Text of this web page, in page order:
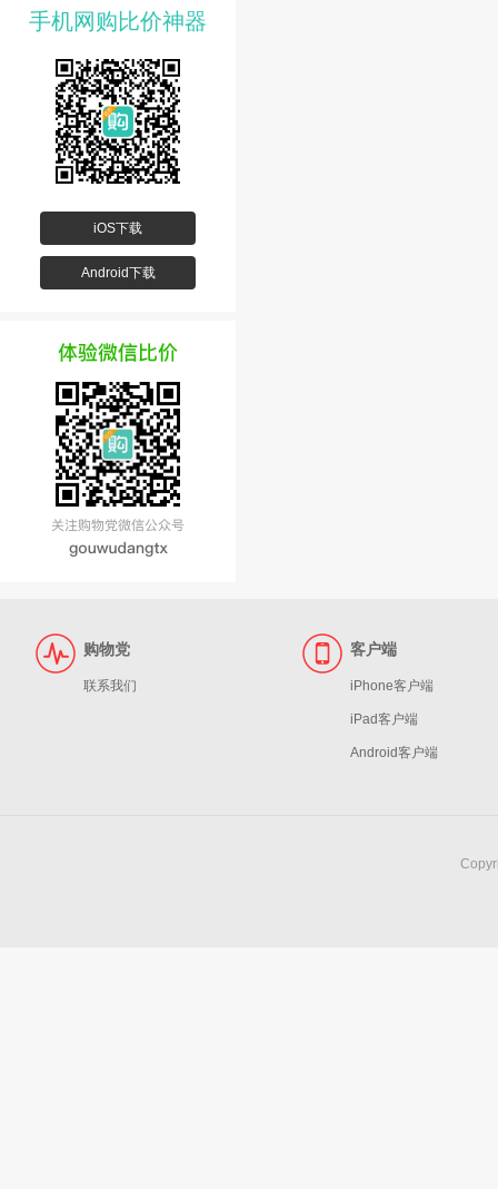
手机网购比价神器
iOS下载
Android下载
购物党
联系我们
客户端
iPhone客户端
iPad客户端
Android客户端